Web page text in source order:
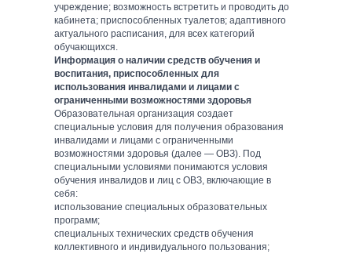
учреждение; возможность встретить и проводить до
кабинета; приспособленных туалетов; адаптивного
актуального расписания, для всех категорий
обучающихся.
Информация о наличии средств обучения и
воспитания, приспособленных для
использования инвалидами и лицами с
ограниченными возможностями здоровья
Образовательная организация создает
специальные условия для получения образования
инвалидами и лицами с ограниченными
возможностями здоровья (далее — ОВЗ). Под
специальными условиями понимаются условия
обучения инвалидов и лиц с ОВЗ, включающие в
себя:
использование специальных образовательных
программ;
специальных технических средств обучения
коллективного и индивидуального пользования;